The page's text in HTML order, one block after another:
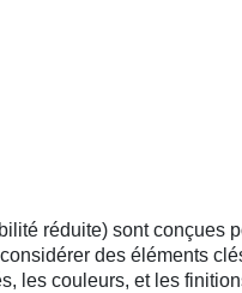
réduite) sont
des éléments
les couleurs, et les